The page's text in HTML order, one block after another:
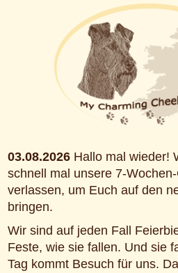
03.08.2026 Hallo mal wieder!
schnell mal unsere 7-
verlassen, um Euch auf den
bringen.
Wir sind auf jeden Fall
Feste, wie sie fallen. Und sie
Tag kommt Besuch für uns.